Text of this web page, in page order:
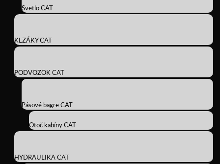
Svetlo CAT
KLZÁKY CAT
PODVOZOK CAT
Pásové bagre CAT
Otoč kabíny CAT
HYDRAULIKA CAT